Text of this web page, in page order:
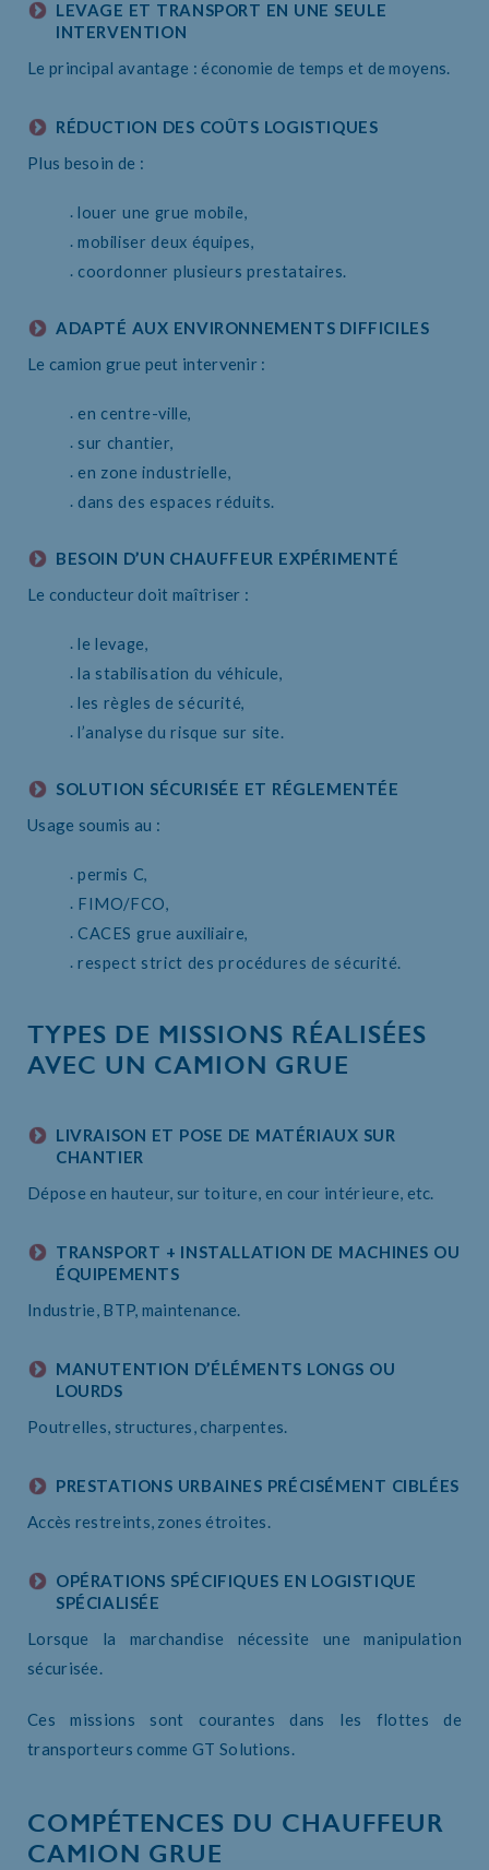
LEVAGE ET TRANSPORT EN UNE SEULE
INTERVENTION
Le principal avantage : économie de temps et de moyens.
RÉDUCTION DES COÛTS LOGISTIQUES
Plus besoin de :
louer une grue mobile,
mobiliser deux équipes,
coordonner plusieurs prestataires.
ADAPTÉ AUX ENVIRONNEMENTS DIFFICILES
Le camion grue peut intervenir :
en centre-ville,
sur chantier,
en zone industrielle,
dans des espaces réduits.
BESOIN D’UN CHAUFFEUR EXPÉRIMENTÉ
Le conducteur doit maîtriser :
le levage,
la stabilisation du véhicule,
les règles de sécurité,
l’analyse du risque sur site.
SOLUTION SÉCURISÉE ET RÉGLEMENTÉE
Usage soumis au :
permis C,
FIMO/FCO,
CACES grue auxiliaire,
respect strict des procédures de sécurité.
TYPES DE MISSIONS RÉALISÉES
AVEC UN CAMION GRUE
LIVRAISON ET POSE DE MATÉRIAUX SUR
CHANTIER
Dépose en hauteur, sur toiture, en cour intérieure, etc.
TRANSPORT + INSTALLATION DE MACHINES OU
ÉQUIPEMENTS
Industrie, BTP, maintenance.
MANUTENTION D’ÉLÉMENTS LONGS OU
LOURDS
Poutrelles, structures, charpentes.
PRESTATIONS URBAINES PRÉCISÉMENT CIBLÉES
Accès restreints, zones étroites.
OPÉRATIONS SPÉCIFIQUES EN LOGISTIQUE
SPÉCIALISÉE
Lorsque la marchandise nécessite une manipulation
sécurisée.
Ces missions sont courantes dans les flottes de
transporteurs comme GT Solutions.
COMPÉTENCES DU CHAUFFEUR
CAMION GRUE